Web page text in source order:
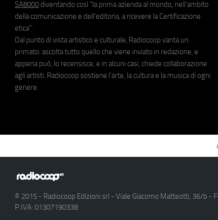
SA8000 diventando così "la prima azienda al mondo, nell'ambito
della comunicazione e dell'editoria, a ricevere la Certificazione
etica".
Dal punto di vista artistico e culturale, Radiocoop vanta un
primato: ascolta tutto quello che viene inviato in redazione, e
appena può, lo recensisce, e in alcuni casi, chiede collaborazione
agli artisti. Radiocoop sostiene l'arte, la cultura e la musica di ogni
genere.
© 2015 - Radiocoop Edizioni srl - Viale Giacomo Matteotti, 36/b -
P.IVA: 01307190338